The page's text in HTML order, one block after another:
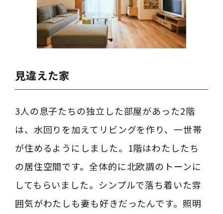
見違えた家
3人の息子たちの独立した部屋があった2階
は、水回りを加えてリビングを作り、一世帯
が住めるようにしました。1階はわたしたち
の居住空間です。全体的に北欧調のトーンに
してもらいました。シンプルで落ち着いた雰
囲気がわたしも妻も好きだったんです。照明